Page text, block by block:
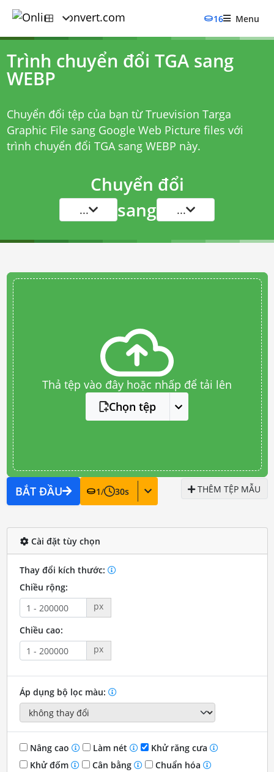
16 Menu
Trình chuyển đổi TGA sang
WEBP
Chuyển đổi tệp của bạn từ Truevision Targa
Graphic File sang Google Web Picture files với
trình chuyển đổi TGA sang WEBP này.
Chuyển đổi
... sang ...
Thả tệp vào đây hoặc nhấp để tải lên
Chọn tệp
BẮT ĐẦU 1/ 30s THÊM TỆP MẪU
Cài đặt tùy chọn
Thay đổi kích thước:
Chiều rộng:
px
Chiều cao:
px
Áp dụng bộ lọc màu:
Nâng cao Làm nét
Khử răng cưa
Khử đốm
Cân bằng
Chuẩn hóa